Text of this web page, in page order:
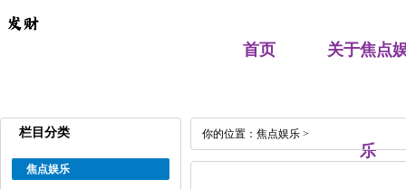
首页 关于焦点
乐
栏目分类
焦点娱乐
你的位置： 焦点娱乐 >